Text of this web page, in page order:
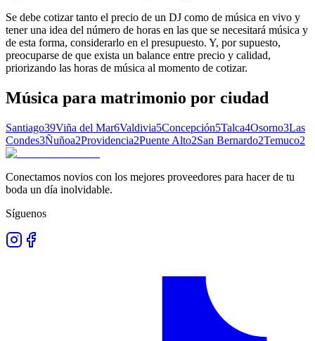
Se debe cotizar tanto el precio de un DJ como de música en vivo y
tener una idea del número de horas en las que se necesitará música y
de esta forma, considerarlo en el presupuesto. Y, por supuesto,
preocuparse de que exista un balance entre precio y calidad,
priorizando las horas de música al momento de cotizar.
Música para matrimonio por ciudad
Santiago39Viña del Mar6Valdivia5Concepción5Talca4Osorno3Las
Condes3Ñuñoa2Providencia2Puente Alto2San Bernardo2Temuco2
Conectamos novios con los mejores proveedores para hacer de tu
boda un día inolvidable.
Síguenos